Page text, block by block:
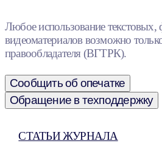
Любое использование текстовых,
видеоматериалов возможно
правообладателя (ВГТРК).
Сообщить об опечатке
Обращение в техподдержку
СТАТЬИ ЖУРНАЛА